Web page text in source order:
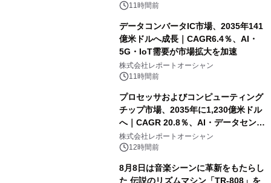
11時間前
データコンバータIC市場、2035年141
億米ドルへ成長｜CAGR6.4％、AI・
5G・IoT需要が市場拡大を加速
株式会社レポートオーシャン
11時間前
プロセッサおよびコンピューティング
チップ市場、2035年に1,230億米ドル
へ｜CAGR 20.8％、AI・データセンタ
ー需要が成長を牽引
株式会社レポートオーシャン
12時間前
8月8日は音楽シーンに革新をもたらし
た 伝説のリズムマシン「TR-808」を